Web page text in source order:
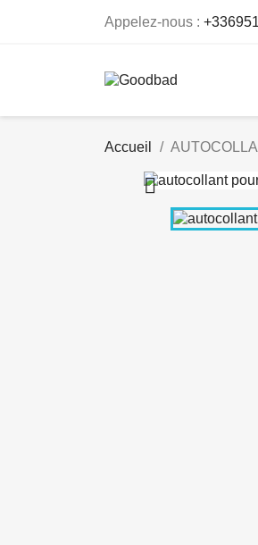
Appelez-nous :
Accueil
